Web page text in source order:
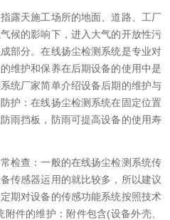
天施工场所的地面、道路、工厂
候的影响下，进入大气的开放性污
部分。在线扬尘检测系统是专业对
维护和保养在后期设备的使用中是
统厂家简单介绍设备后期的维护与
护：在线扬尘检测系统在固定位置
雨挡板，防雨可提高设备的使用寿
查：一般的在线扬尘检测系统传
传感器运用的就比较多，所以建议
期对设备的传感功能系统按照技术
件的维护：附件包含(设备外壳、